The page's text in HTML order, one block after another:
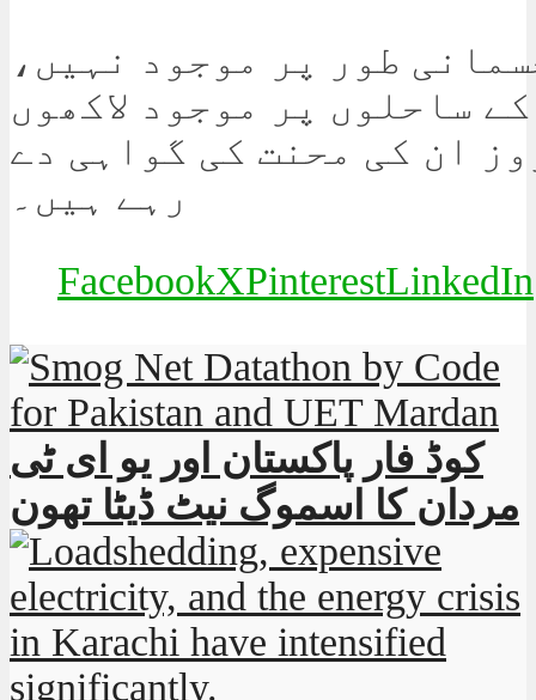
طور پر موجود نہیں،
ساحلوں پر موجود لاکھوں
ان کی محنت کی گواہی دے
رہے ہیں۔
FacebookXPinterestLinkedIn
کوڈ فار پاکستان اور یو ای ٹی
مردان کا اسموگ نیٹ ڈیٹا تھون